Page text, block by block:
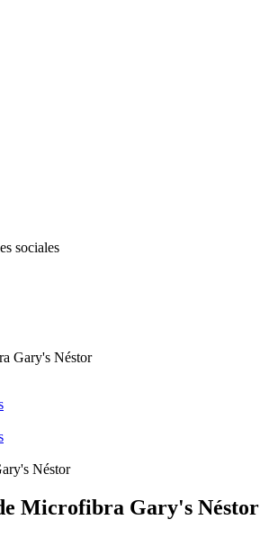
sociales
Gary's Néstor
Microfibra Gary's Néstor